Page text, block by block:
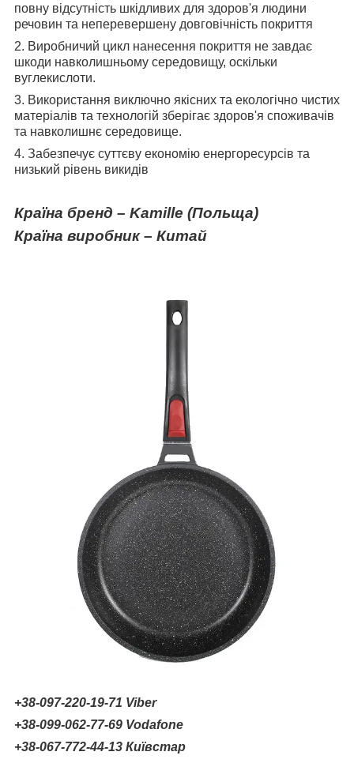
повну відсутність шкідливих для здоров'я людини
речовин та неперевершену довговічність покриття
2. Виробничий цикл нанесення покриття не завдає
шкоди навколишньому середовищу, оскільки
вуглекислоти.
3. Використання виключно якісних та екологічно чистих
матеріалів та технологій зберігає здоров'я споживачів
та навколишнє середовище.
4. Забезпечує суттєву економію енергоресурсів та
низький рівень викидів
Країна бренд – Kamille (Польща)
Країна виробник – Китай
+38-097-220-19-71 Viber
+38-099-062-77-69 Vodafone
+38-067-772-44-13 Київстар